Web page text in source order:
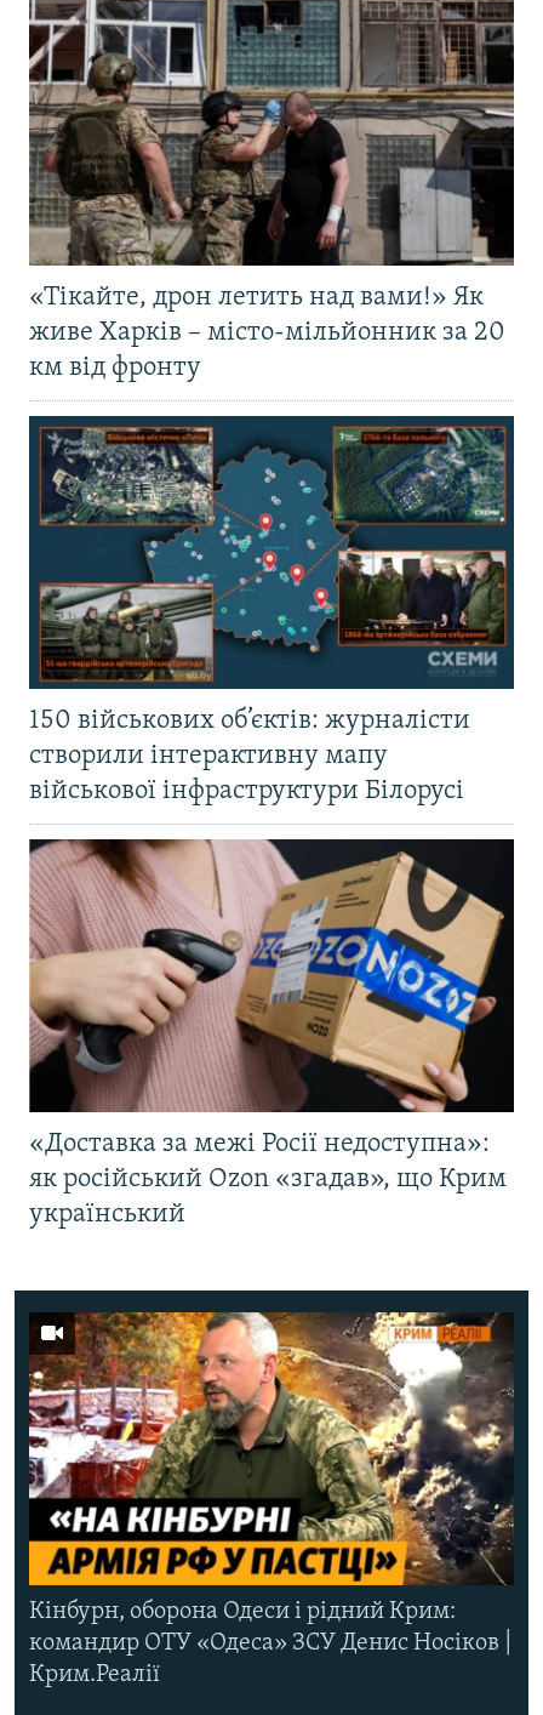
«Тікайте, дрон летить над вами!» Як
живе Харків – місто-мільйонник за 20
км від фронту
150 військових об’єктів: журналісти
створили інтерактивну мапу
військової інфраструктури Білорусі
«Доставка за межі Росії недоступна»:
як російський Ozon «згадав», що Крим
український
Кінбурн, оборона Одеси і рідний Крим:
командир ОТУ «Одеса» ЗСУ Денис Носіков |
Крим.Реалії